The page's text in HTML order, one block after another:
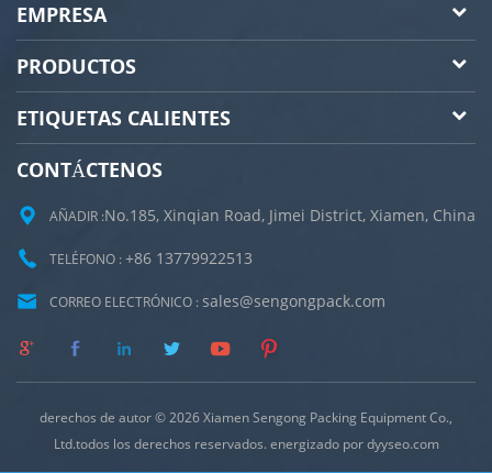
EMPRESA
PRODUCTOS
ETIQUETAS CALIENTES
CONTÁCTENOS
AÑADIR :No.185, Xinqian Road, Jimei District, Xiamen, China
TELÉFONO : +86 13779922513
CORREO ELECTRÓNICO : sales@sengongpack.com
derechos de autor © 2026 Xiamen Sengong Packing Equipment Co.,
Ltd.todos los derechos reservados. energizado pordyyseo.com